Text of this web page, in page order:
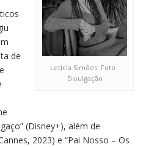
Letícia Simões. Foto :
Divulgação
de
(Disney+), além de
2023) e “Pai Nosso – Os